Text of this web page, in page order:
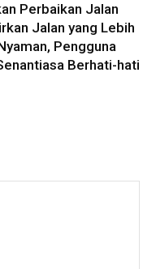
Perbaikan Jalan
Jalan yang Lebih
Pengguna
Berhati-hati